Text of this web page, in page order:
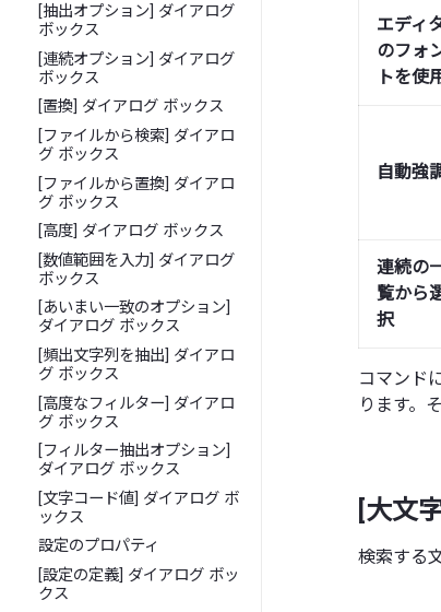
[抽出オプション] ダイアログ
ボックス
[連続オプション] ダイアログ
ボックス
[置換] ダイアログ ボックス
[ファイルから検索] ダイアロ
グ ボックス
[ファイルから置換] ダイアロ
グ ボックス
[高度] ダイアログ ボックス
[数値範囲を入力] ダイアログ
ボックス
[あいまい一致のオプション]
ダイアログ ボックス
[頻出文字列を抽出] ダイアロ
グ ボックス
[高度なフィルター] ダイアロ
グ ボックス
[フィルター抽出オプション]
ダイアログ ボックス
[文字コード値] ダイアログ ボ
ックス
設定のプロパティ
[設定の定義] ダイアログ ボッ
クス
エディ
のフォ
トを使
自動強
連続の
覧から
択
コマンド
ります。
[大文
検索する